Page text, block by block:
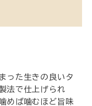
った生きの良いタ
法で仕上げられ
めば噛むほど旨味